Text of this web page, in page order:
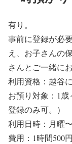
有り。
事前に登録が必
え、お子さんの
さんとご一緒に
利用資格：越谷
お預り対象：1
登録のみ可。）
利用日時：月曜
費用：1時間500円